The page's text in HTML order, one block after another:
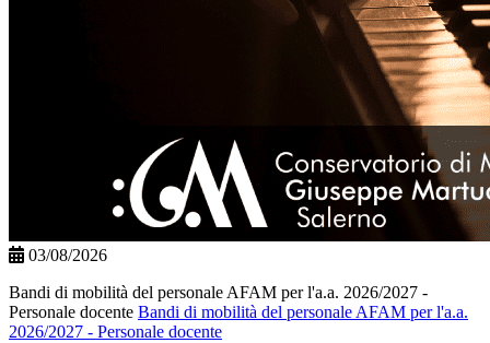
03/08/2026
Bandi di mobilità del personale AFAM per l'a.a. 2026/2027 -
Personale docente Bandi di mobilità del personale AFAM per l'a.a.
2026/2027 - Personale docente